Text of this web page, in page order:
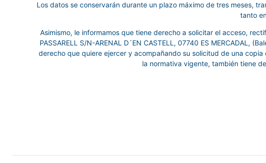
Los datos se conservarán durante un plazo máximo de tres meses,
tanto
Asimismo, le informamos que tiene derecho a solicitar el acceso,
PASSARELL S/N-ARENAL D´EN CASTELL, 07740 ES MERCADAL,
derecho que quiere ejercer y acompañando su solicitud de una
la normativa vigente, también tiene